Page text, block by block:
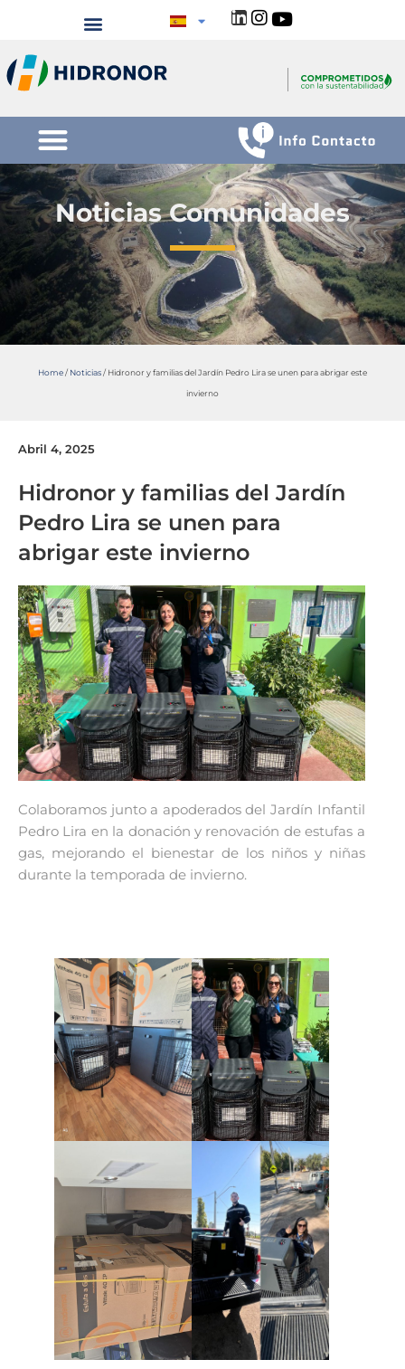
Noticias Comunidades
Home/ Noticias/ Hidronor y familias del Jardín Pedro Lira se unen para abrigar este
invierno
Abril 4, 2025
Hidronor y familias del Jardín
Pedro Lira se unen para
abrigar este invierno
Colaboramos junto a apoderados del Jardín Infantil
Pedro Lira en la donación y renovación de estufas a
gas, mejorando el bienestar de los niños y niñas
durante la temporada de invierno.